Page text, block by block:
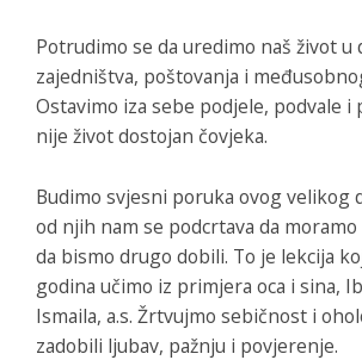
Potrudimo se da uredimo naš život u
zajedništva, poštovanja i
Ostavimo iza sebe podjele, podvale i
nije život dostojan čovjeka.
Budimo svjesni poruka ovog velikog
od njih nam se podcrtava da
da bismo drugo dobili. To je lekcija
godina učimo iz primjera oca i sina,
Ismaila, a.s. Žrtvujmo sebičnost i
zadobili ljubav, pažnju i povjerenje.